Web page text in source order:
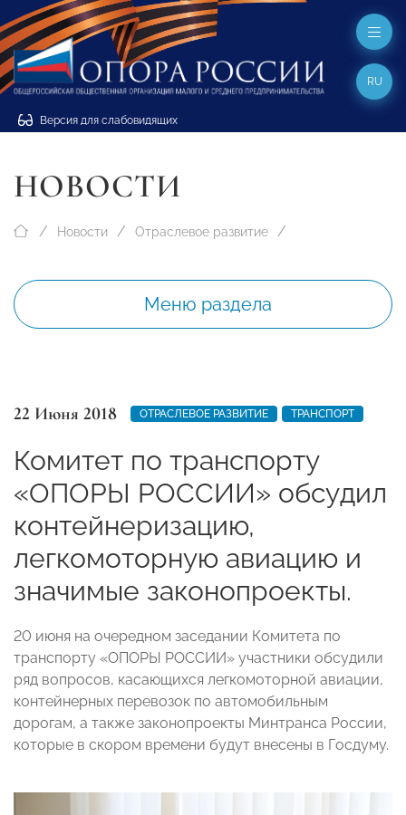
Версия для слабовидящих
RU
НОВОСТИ
Новости Отраслевое развитие
Меню раздела
22 Июня 2018 ОТРАСЛЕВОЕ РАЗВИТИЕ ТРАНСПОРТ
Комитет по транспорту
«ОПОРЫ РОССИИ» обсудил
контейнеризацию,
легкомоторную авиацию и
значимые законопроекты.
20 июня на очередном заседании Комитета по
транспорту «ОПОРЫ РОССИИ» участники обсудили
ряд вопросов, касающихся легкомоторной авиации,
контейнерных перевозок по автомобильным
дорогам, а также законопроекты Минтранса России,
которые в скором времени будут внесены в Госдуму.